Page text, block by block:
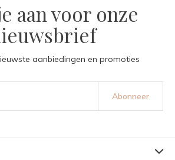
aan voor onze
aanbiedingen en promoties
Abonneer